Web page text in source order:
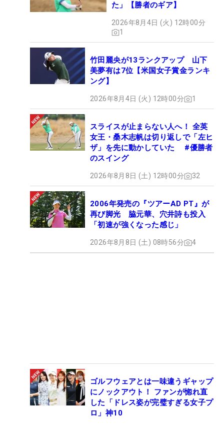
た」【勝者のギア】
2026年8月4日 (火) 12時00分
1
竹田麗央が13ランクアップ 山下
美夢有は7位【米国女子賞金ランキ
ング】
2026年8月4日 (火) 12時00分 1
スライスが止まらない人へ！ 全英
女王・桑木志帆は切り返しで「左ヒ
ザ」を先に動かしていた #優勝者
のスイング
2026年8月8日 (土) 12時00分 32
2006年発売の『ツアーAD PT』が
再び脚光 脇元華、穴井詩も投入
「初速が強くなった感じ」
2026年8月8日 (土) 08時56分 4
ゴルフウェアとは一味違うギャップ
にノックアウト！ ファンが惚れ直
した「ドレス姿が完璧すぎる女子プ
ロ」神10